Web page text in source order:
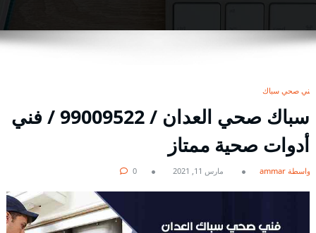
فني صحي سباك
سباك صحي العدان / 99009522 / فني
أدوات صحية ممتاز
بواسطة ammar مارس 11, 2021 0